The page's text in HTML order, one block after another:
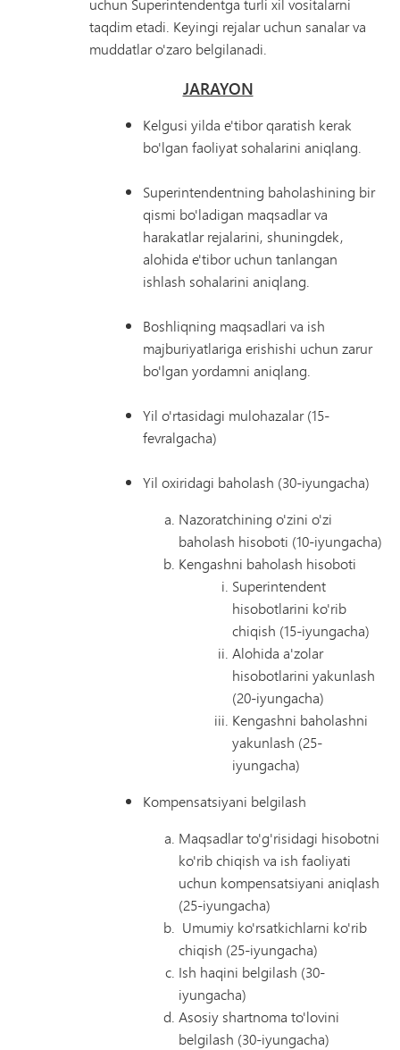
taqdim etadi. Keyingi rejalar uchun sanalar va
muddatlar o'zaro belgilanadi.
JARAYON
Kelgusi yilda e'tibor qaratish kerak
bo'lgan faoliyat sohalarini aniqlang.
Superintendentning baholashining bir
qismi bo'ladigan maqsadlar va
harakatlar rejalarini, shuningdek,
alohida e'tibor uchun tanlangan
ishlash sohalarini aniqlang.
Boshliqning maqsadlari va ish
majburiyatlariga erishishi uchun zarur
bo'lgan yordamni aniqlang.
Yil o'rtasidagi mulohazalar (15-
fevralgacha)
Yil oxiridagi baholash (30-iyungacha)
Nazoratchining o'zini o'zi
baholash hisoboti (10-iyungacha)
Kengashni baholash hisoboti
Superintendent
hisobotlarini ko'rib
chiqish (15-iyungacha)
Alohida a'zolar
hisobotlarini yakunlash
(20-iyungacha)
Kengashni baholashni
yakunlash (25-
iyungacha)
Kompensatsiyani belgilash
Maqsadlar to'g'risidagi hisobotni
ko'rib chiqish va ish faoliyati
uchun kompensatsiyani aniqlash
(25-iyungacha)
Umumiy ko'rsatkichlarni ko'rib
chiqish (25-iyungacha)
Ish haqini belgilash (30-
iyungacha)
Asosiy shartnoma to'lovini
belgilash (30-iyungacha)